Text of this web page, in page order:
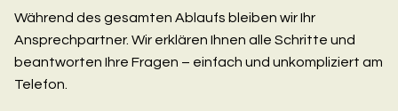
Während des gesamten Ablaufs bleiben wir Ihr
Ansprechpartner. Wir erklären Ihnen alle Schritte und
beantworten Ihre Fragen – einfach und unkompliziert am
Telefon.